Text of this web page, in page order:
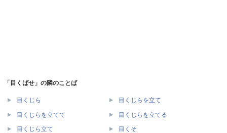
「目くばせ」の隣のことば
目くじら 目くじらを立て
目くじらを立てて 目くじらを立てる
目くじら立て 目くそ